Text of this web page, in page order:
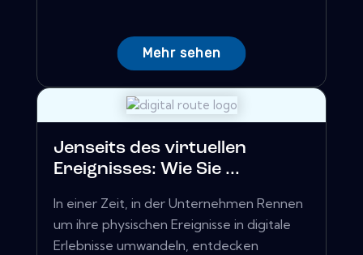
Mehr sehen
Jenseits des virtuellen
Ereignisses: Wie Sie ...
In einer Zeit, in der Unternehmen Rennen
um ihre physischen Ereignisse in digitale
Erlebnisse umwandeln, entdecken